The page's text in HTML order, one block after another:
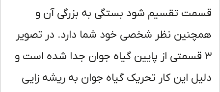
تقسیم شود بستگی به بزرگی آن و
نظر شخصی خود شما دارد. در تصویر
قسمتی از پایین گیاه جوان جدا شده است و
این کار تحریک گیاه جوان به ریشه زایی